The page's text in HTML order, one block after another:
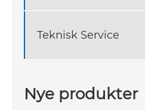
Teknisk Service
Nye produkter